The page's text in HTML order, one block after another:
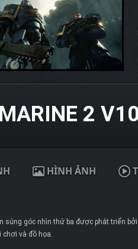
2
HÌNH ẢNH
góc nhìn thứ ba được phát triển
chơi và đồ họa.